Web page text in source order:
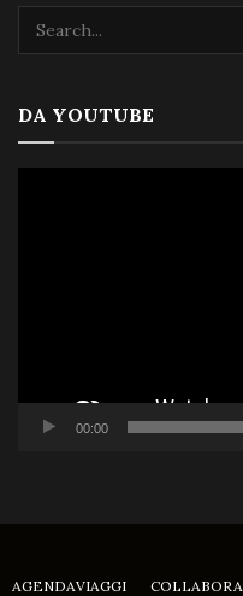
DA YOUTUBE
00:00
AGENDAVIAGGI